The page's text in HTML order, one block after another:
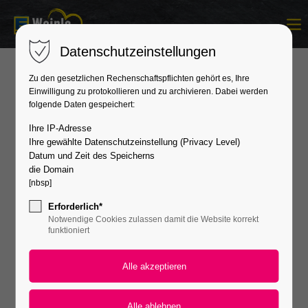
Login
Benutzername
Passwort
Register|Lost your password?
Lorem ipsum dolor sit amet:
CATERING
Willkommen beim Catering-­Service von Edeka
Weinle
verkaufen? Wir bieten auch einen professionellen Catering-
Service an, der Ihre Veranstaltung zu einem unvergesslichen
delikatem Fingerfood bis hin zu großen Familienfeiern mit
warmen Speisen – bei uns sind Sie garantiert an der richtigen
Datenschutzeinstellungen
Zu den gesetzlichen Rechenschaftspflichten gehört es, Ihre
Einwilligung zu protokollieren und zu archivieren. Dabei werden
folgende Daten gespeichert:
Ihre IP-Adresse
Ihre gewählte Datenschutzeinstellung (Privacy Level)
Datum und Zeit des Speicherns
die Domain
[nbsp]
Erforderlich*
Notwendige Cookies zulassen damit die Website korrekt
funktioniert